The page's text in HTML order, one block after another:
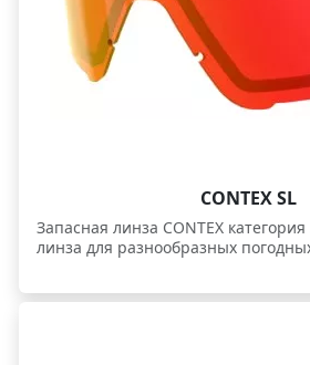
CONTEX SL
Запасная линза CONTEX
линза для разнообразных